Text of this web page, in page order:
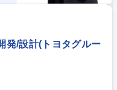
発/設計(トヨタグルー